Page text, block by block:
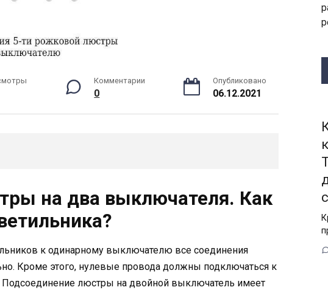
Комментарии
0
Опубликовано
06.12.2021
на два выключателя. Как
к одинарному выключателю все соединения
Кроме этого, нулевые провода должны подключаться к
люстры на двойной выключатель имеет